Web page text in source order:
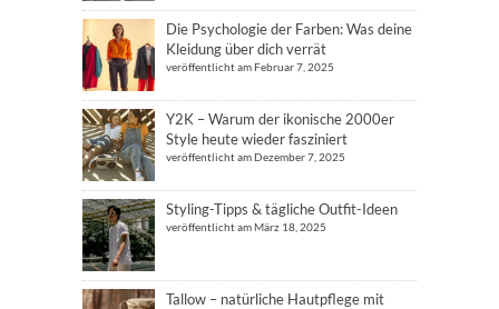
Die Psychologie der Farben: Was deine
Kleidung über dich verrät
veröffentlicht am Februar 7, 2025
Y2K – Warum der ikonische 2000er
Style heute wieder fasziniert
veröffentlicht am Dezember 7, 2025
Styling-Tipps & tägliche Outfit-Ideen
veröffentlicht am März 18, 2025
Tallow – natürliche Hautpflege mit